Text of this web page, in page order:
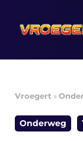
naar
inhoud
Vroegert »
Onderweg